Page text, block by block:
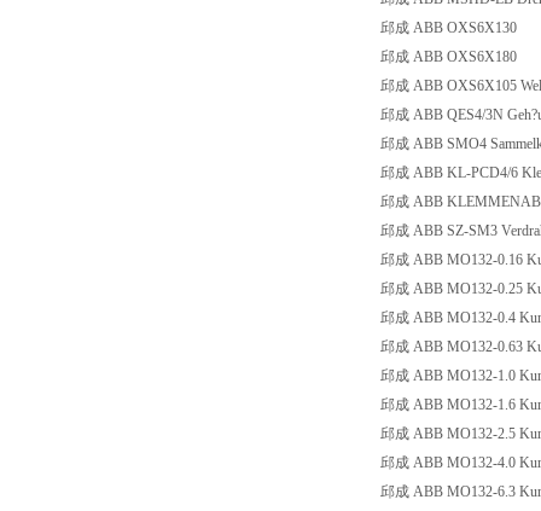
邱成 ABB OXS6X130
邱成 ABB OXS6X180
邱成 ABB OXS6X105
邱成 ABB QES4/3N
邱成 ABB SMO4
邱成 ABB KL-PCD4/6
邱成 ABB
邱成 ABB SZ-SM3
邱成 ABB MO132-0.16
邱成 ABB MO132-0.25
邱成 ABB MO132-0.4
邱成 ABB MO132-0.63
邱成 ABB MO132-1.0
邱成 ABB MO132-1.6
邱成 ABB MO132-2.5
邱成 ABB MO132-4.0
邱成 ABB MO132-6.3